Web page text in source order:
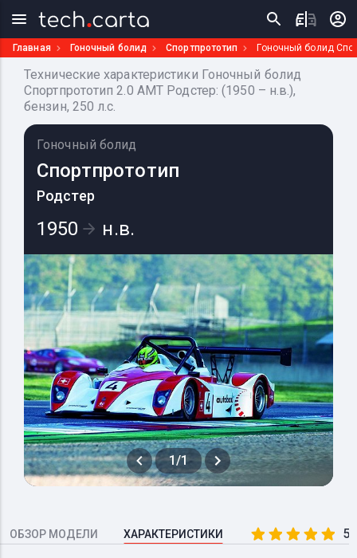
Главная Гоночный болид Спортпрототип Гоночный болид
Технические характеристики Гоночный болид
Спортпрототип 2.0 AMT Родстер: (1950 – н.в.),
бензин, 250 л.с.
Гоночный болид
Спортпрототип
Родстер
1950 н.в.
1/1
ОБЗОР МОДЕЛИ ХАРАКТЕРИСТИКИ